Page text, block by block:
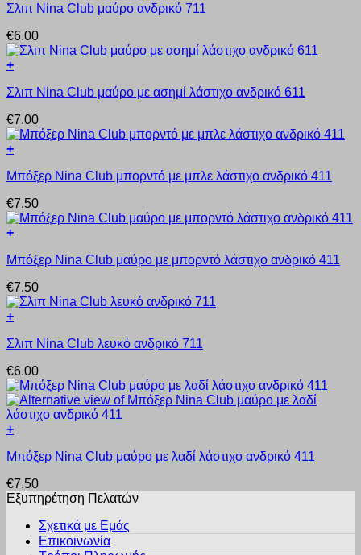
το
έχει
πολλαπλές
παραλλαγές.
επιλογές
να
επιλεγούν
στη
σελίδα
του
προϊόντος
Σλιπ Nina Club μαύρο ανδρικό 711
€6.00
+
το
έχει
πολλαπλές
παραλλαγές.
επιλογές
να
επιλεγούν
στη
σελίδα
του
προϊόντος
Σλιπ Nina Club μαύρο με ασημί λάστιχο ανδρικό 611
€7.00
+
το
έχει
πολλαπλές
παραλλαγές.
επιλογές
να
επιλεγούν
στη
σελίδα
του
προϊόντος
Μπόξερ Nina Club μπορντό με μπλε λάστιχο ανδρικό 411
€7.50
+
το
έχει
πολλαπλές
παραλλαγές.
επιλογές
να
επιλεγούν
στη
σελίδα
του
προϊόντος
Μπόξερ Nina Club μαύρο με μπορντό λάστιχο ανδρικό 411
€7.50
+
το
έχει
πολλαπλές
παραλλαγές.
Οι
επιλογές
να
στη
σελίδα
προϊόντος
Σλιπ Nina Club λευκό ανδρικό 711
€6.00
+
το
έχει
πολλαπλές
επιλογές
Μπόξερ Nina Club μαύρο με λαδί λάστιχο ανδρικό 411
€7.50
Εξυπηρέτηση Πελατών
Σχετικά με Εμάς
Επικοινωνία